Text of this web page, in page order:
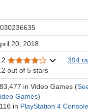
20, 2018
394
out of 5 stars
in Video Games (
Games)
in PlayStation 4